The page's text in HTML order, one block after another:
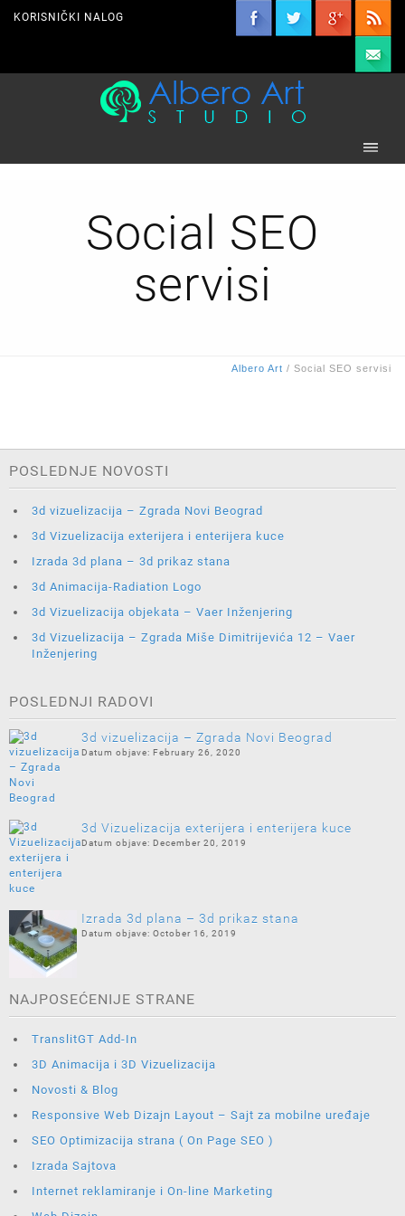
KORISNIČKI NALOG
Social SEO
servisi
Albero Art / Social SEO servisi
POSLEDNJE NOVOSTI
3d vizuelizacija – Zgrada Novi Beograd
3d Vizuelizacija exterijera i enterijera kuce
Izrada 3d plana – 3d prikaz stana
3d Animacija-Radiation Logo
3d Vizuelizacija objekata – Vaer Inženjering
3d Vizuelizacija – Zgrada Miše Dimitrijevića 12 – Vaer
Inženjering
POSLEDNJI RADOVI
3d vizuelizacija – Zgrada Novi Beograd
February 26, 2020
3d Vizuelizacija exterijera i enterijera kuce
December 20, 2019
Izrada 3d plana – 3d prikaz stana
October 16, 2019
NAJPOSEĆENIJE STRANE
TranslitGT Add-In
3D Animacija i 3D Vizuelizacija
Novosti & Blog
Responsive Web Dizajn Layout – Sajt za mobilne uređaje
SEO Optimizacija strana ( On Page SEO )
Izrada Sajtova
Internet reklamiranje i On-line Marketing